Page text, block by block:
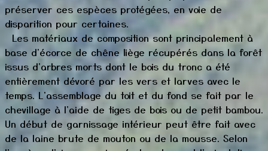
préserver ces espèces protégées, en voie de
disparition pour certaines.
Les matériaux de composition sont principalement à
base d'écorce de chêne liège récupérés dans la forêt
issus d'arbres morts dont le bois du tronc a été
entièrement dévoré par les vers et larves avec le
temps. L'assemblage du toit et du fond se fait par le
chevillage à l'aide de tiges de bois ou de petit bambou.
Un début de garnissage intérieur peut être fait avec
de la laine brute de mouton ou de la mousse. Selon